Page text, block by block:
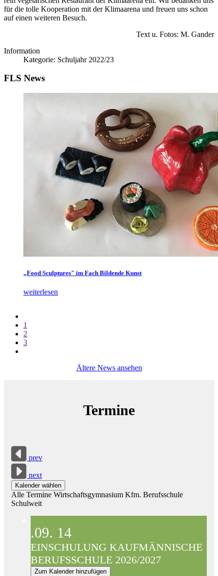
für die tolle Kooperation mit der Klimaarena und freuen uns schon
auf einen weiteren Besuch.
Text u. Fotos: M. Gander
Information
Kategorie: Schuljahr 2022/23
FLS News
„Food Sculptures" im Fach Bildende Kunst
weiterlesen
1
2
3
Ältere News ansehen
Termine
prev
next
Kalender wählen
Alle Termine Wirtschaftsgymnasium Kfm. Berufsschule
Schulweit
.09. 14
EINSCHULUNG KAUFMÄNNISCHE
BERUFSSCHULE 2026/2027
Zum Kalender hinzufügen